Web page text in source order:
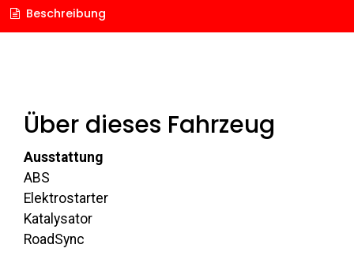
Beschreibung
Über dieses Fahrzeug
Ausstattung
ABS
Elektrostarter
Katalysator
RoadSync